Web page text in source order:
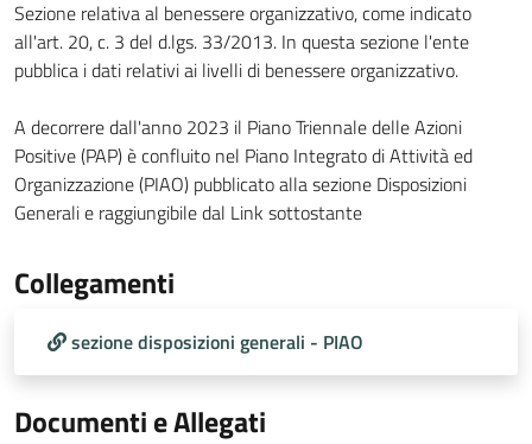
Sezione relativa al benessere organizzativo, come indicato
all'art. 20, c. 3 del d.lgs. 33/2013. In questa sezione l'ente
pubblica i dati relativi ai livelli di benessere organizzativo.
A decorrere dall'anno 2023 il Piano Triennale delle Azioni
Positive (PAP) è confluito nel Piano Integrato di Attività ed
Organizzazione (PIAO) pubblicato alla sezione Disposizioni
Generali e raggiungibile dal Link sottostante
Collegamenti
sezione disposizioni generali - PIAO
Documenti e Allegati